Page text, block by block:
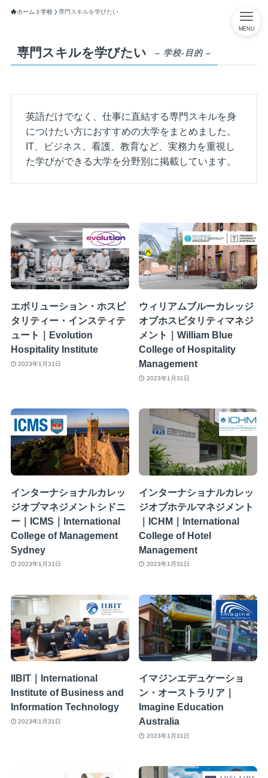
MENU
ホーム 学校 専門スキルを学びたい
専門スキルを学びたい – 学校-目的 –
英語だけでなく、仕事に直結する専門スキルを身
につけたい方におすすめの大学をまとめました。
IT、ビジネス、看護、教育など、実務力を重視し
た学びができる大学を分野別に掲載しています。
エボリューション・ホスピ
タリティー・インスティテ
ュート｜Evolution
Hospitality Institute
2023年1月31日
ウィリアムブルーカレッジ
オブホスピタリティマネジ
メント｜William Blue
College of Hospitality
Management
2023年1月31日
インターナショナルカレッ
ジオブマネジメントシドニ
ー｜ICMS｜International
College of Management
Sydney
2023年1月31日
インターナショナルカレッ
ジオブホテルマネジメント
｜ICHM｜International
College of Hotel
Management
2023年1月31日
IIBIT｜International
Institute of Business and
Information Technology
2023年1月31日
イマジンエデュケーショ
ン・オーストラリア｜
Imagine Education
Australia
2023年1月31日